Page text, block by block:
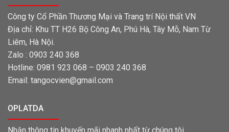
Công ty Cổ Phần Thương Mại và Trang trí Nội thất VN
Địa chỉ: Khu TT H26 Bộ Công An, Phú Hà, Tây Mỗ, Nam Từ
Liêm, Hà Nội.
Zalo : 0903 240 368
Hotline: 0981 923 068 – 0903 240 368
Email: tangocvien@gmail.com
OPLATDA